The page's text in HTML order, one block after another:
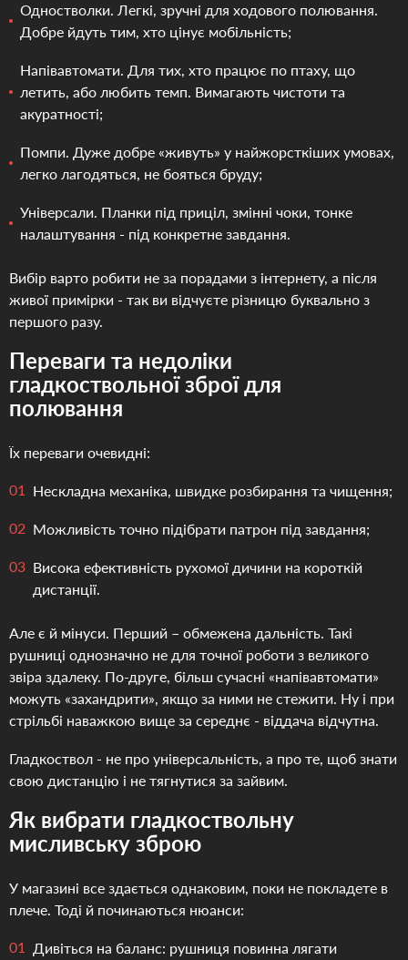
Одностволки. Легкі, зручні для ходового полювання.
Добре йдуть тим, хто цінує мобільність;
Напівавтомати. Для тих, хто працює по птаху, що
летить, або любить темп. Вимагають чистоти та
акуратності;
Помпи. Дуже добре «живуть» у найжорсткіших умовах,
легко лагодяться, не бояться бруду;
Універсали. Планки під приціл, змінні чоки, тонке
налаштування - під конкретне завдання.
Вибір варто робити не за порадами з інтернету, а після
живої примірки - так ви відчуєте різницю буквально з
першого разу.
Переваги та недоліки
гладкоствольної зброї для
полювання
Їх переваги очевидні:
Нескладна механіка, швидке розбирання та чищення;
Можливість точно підібрати патрон під завдання;
Висока ефективність рухомої дичини на короткій
дистанції.
Але є й мінуси. Перший – обмежена дальність. Такі
рушниці однозначно не для точної роботи з великого
звіра здалеку. По-друге, більш сучасні «напівавтомати»
можуть «захандрити», якщо за ними не стежити. Ну і при
стрільбі наважкою вище за середнє - віддача відчутна.
Гладкоствол - не про універсальність, а про те, щоб знати
свою дистанцію і не тягнутися за зайвим.
Як вибрати гладкоствольну
мисливську зброю
У магазині все здається однаковим, поки не покладете в
плече. Тоді й починаються нюанси:
Дивіться на баланс: рушниця повинна лягати